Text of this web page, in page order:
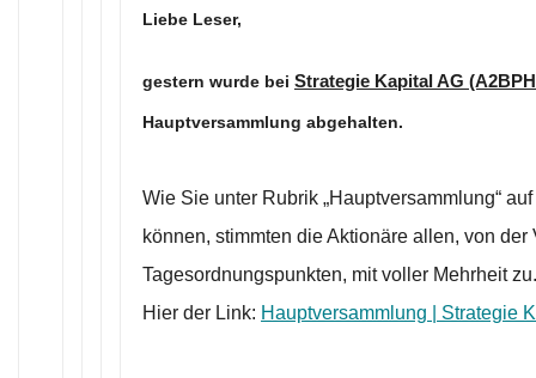
Liebe Leser,
gestern wurde bei Strategie Kapital AG
Hauptversammlung abgehalten.
Wie Sie unter Rubrik „Hauptversammlung“
können, stimmten die Aktionäre allen, von
Tagesordnungspunkten, mit voller Mehrheit zu.
Hier der Link: Hauptversammlung | Strategie